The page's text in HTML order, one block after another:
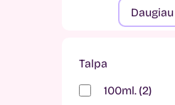
Daugiau
Talpa
100ml. 2